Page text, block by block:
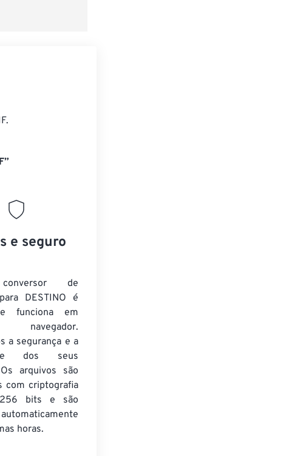
e seguro
de
DESTINO é
funciona em
navegador.
a segurança e a
dos seus
arquivos são
com criptografia
bits e são
horas.